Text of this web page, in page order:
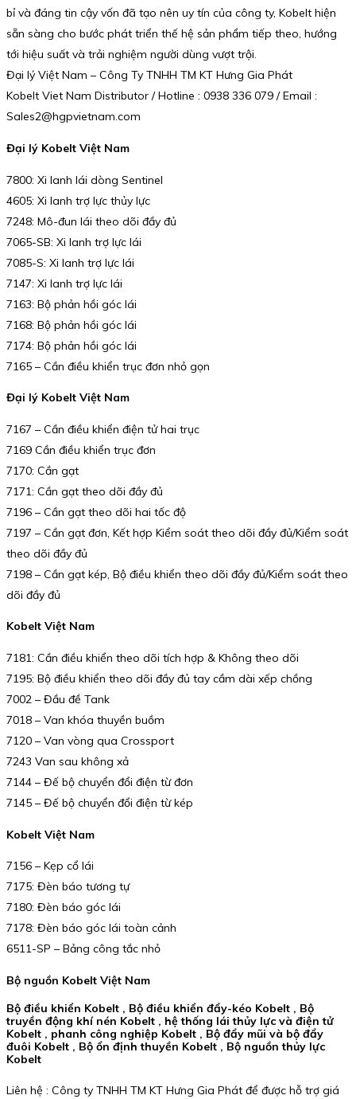
bỉ và đáng tin cậy vốn đã tạo nên uy tín của công ty, Kobelt hiện
sẵn sàng cho bước phát triển thế hệ sản phẩm tiếp theo, hướng
tới hiệu suất và trải nghiệm người dùng vượt trội.
Đại lý Việt Nam – Công Ty TNHH TM KT Hưng Gia Phát
Kobelt Viet Nam Distributor / Hotline : 0938 336 079 / Email :
Sales2@hgpvietnam.com
Đại lý Kobelt Việt Nam
7800: Xi lanh lái dòng Sentinel
4605: Xi lanh trợ lực thủy lực
7248: Mô-đun lái theo dõi đầy đủ
7065-SB: Xi lanh trợ lực lái
7085-S: Xi lanh trợ lực lái
7147: Xi lanh trợ lực lái
7163: Bộ phản hồi góc lái
7168: Bộ phản hồi góc lái
7174: Bộ phản hồi góc lái
7165 – Cần điều khiển trục đơn nhỏ gọn
Đại lý Kobelt Việt Nam
7167 – Cần điều khiển điện tử hai trục
7169 Cần điều khiển trục đơn
7170: Cần gạt
7171: Cần gạt theo dõi đầy đủ
7196 – Cần gạt theo dõi hai tốc độ
7197 – Cần gạt đơn, Kết hợp Kiểm soát theo dõi đầy đủ/Kiểm soát
theo dõi đầy đủ
7198 – Cần gạt kép, Bộ điều khiển theo dõi đầy đủ/Kiểm soát theo
dõi đầy đủ
Kobelt Việt Nam
7181: Cần điều khiển theo dõi tích hợp & Không theo dõi
7195: Bộ điều khiển theo dõi đầy đủ tay cầm dài xếp chồng
7002 – Đầu đề Tank
7018 – Van khóa thuyền buồm
7120 – Van vòng qua Crossport
7243 Van sau không xả
7144 – Đế bộ chuyển đổi điện từ đơn
7145 – Đế bộ chuyển đổi điện từ kép
Kobelt Việt Nam
7156 – Kẹp cổ lái
7175: Đèn báo tương tự
7180: Đèn báo góc lái
7178: Đèn báo góc lái toàn cảnh
6511-SP – Bảng công tắc nhỏ
Bộ nguồn Kobelt Việt Nam
Bộ điều khiển Kobelt , Bộ điều khiển đẩy-kéo Kobelt , Bộ
truyền động khí nén Kobelt , hệ thống lái thủy lực và điện tử
Kobelt , phanh công nghiệp Kobelt , Bộ đẩy mũi và bộ đẩy
đuôi Kobelt , Bộ ổn định thuyền Kobelt , Bộ nguồn thủy lực
Kobelt
Liên hệ : Công ty TNHH TM KT Hưng Gia Phát để được hỗ trợ giá